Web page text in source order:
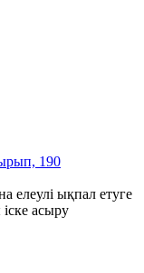
190
елеулі ықпал етуге
асыру